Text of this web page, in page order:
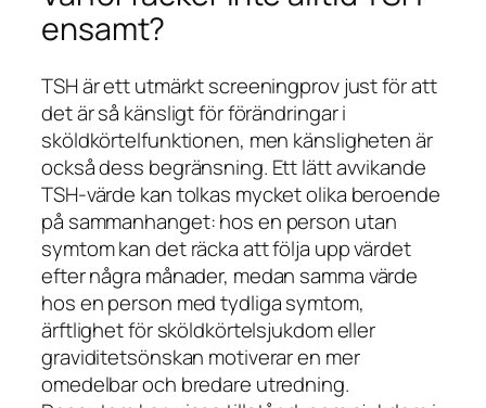
ensamt?
TSH är ett utmärkt screeningprov just för att
det är så känsligt för förändringar i
sköldkörtelfunktionen, men känsligheten är
också dess begränsning. Ett lätt avvikande
TSH-värde kan tolkas mycket olika beroende
på sammanhanget: hos en person utan
symtom kan det räcka att följa upp värdet
efter några månader, medan samma värde
hos en person med tydliga symtom,
ärftlighet för sköldkörtelsjukdom eller
graviditetsönskan motiverar en mer
omedelbar och bredare utredning.